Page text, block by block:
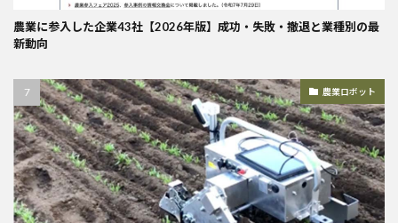
農業に参入した企業43社【2026年版】成功・失敗・撤退と業種別の最
新動向
農業ロボット